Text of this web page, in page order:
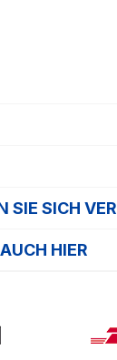
SIE SICH
HIER